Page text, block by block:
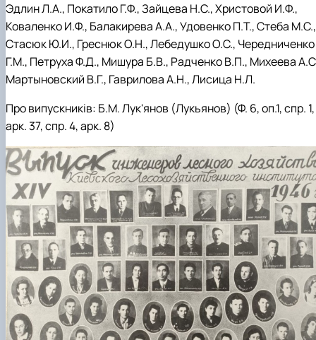
Эдлин Л.А., Покатило Г.Ф., Зайцева Н.С., Христовой И.Ф.,
Коваленко И.Ф., Балакирева А.А., Удовенко П.Т., Стеба М.С.,
Стасюк Ю.И., Греснюк О.Н., Лебедушко О.С., Чередниченко
Г.М., Петруха Ф.Д., Мишура Б.В., Радченко В.П., Михеева
Мартыновский В.Г., Гаврилова А.Н., Лисица Н.Л.
Про випускників: Б.М. Лук'янов (Лукьянов) (Ф. 6, оп.1, спр. 1,
арк. 37, спр. 4, арк. 8)